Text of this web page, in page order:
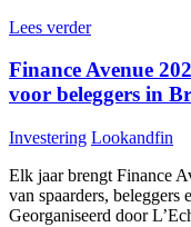
Lees verder
Finance Avenue
voor beleggers in
Investering Lookandfin
Elk jaar brengt Finance
van spaarders, beleggers
Georganiseerd door